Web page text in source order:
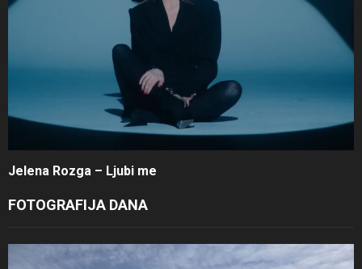
Jelena Rozga – Ljubi me
FOTOGRAFIJA DANA